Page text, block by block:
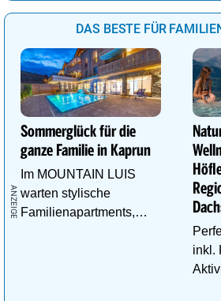
DAS BESTE FÜR
Sommerglück für die
ganze Familie in Kaprun
Im MOUNTAIN LUIS
warten stylische
Familienapartments,
inkl.